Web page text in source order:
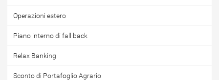
Operazioni estero
Piano interno di fall back
Relax Banking
Sconto di Portafoglio Agrario